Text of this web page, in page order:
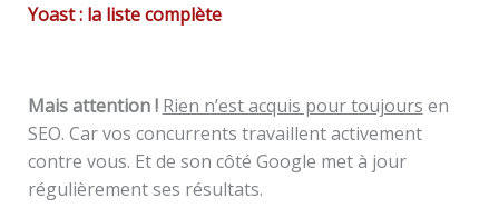
Yoast : la liste complète
Mais attention ! Rien n’est acquis pour toujours en
SEO. Car vos concurrents travaillent activement
contre vous. Et de son côté Google met à jour
régulièrement ses résultats.